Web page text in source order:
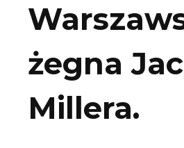
żegna
Millera.